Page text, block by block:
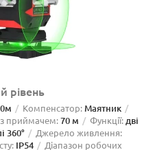
рівень
Компенсатор:Маятник
з приймачем:70 м Функції:дві
360°
Джерело живлення:
IP54
Діапазон робочих